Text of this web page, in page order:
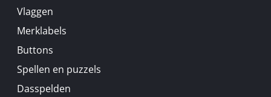
Vlaggen
Merklabels
Buttons
Spellen en puzzels
Dasspelden